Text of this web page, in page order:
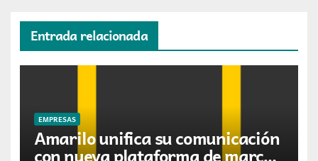
Entrada relacionada
EMPRESAS
Amarilo unifica su comunicación